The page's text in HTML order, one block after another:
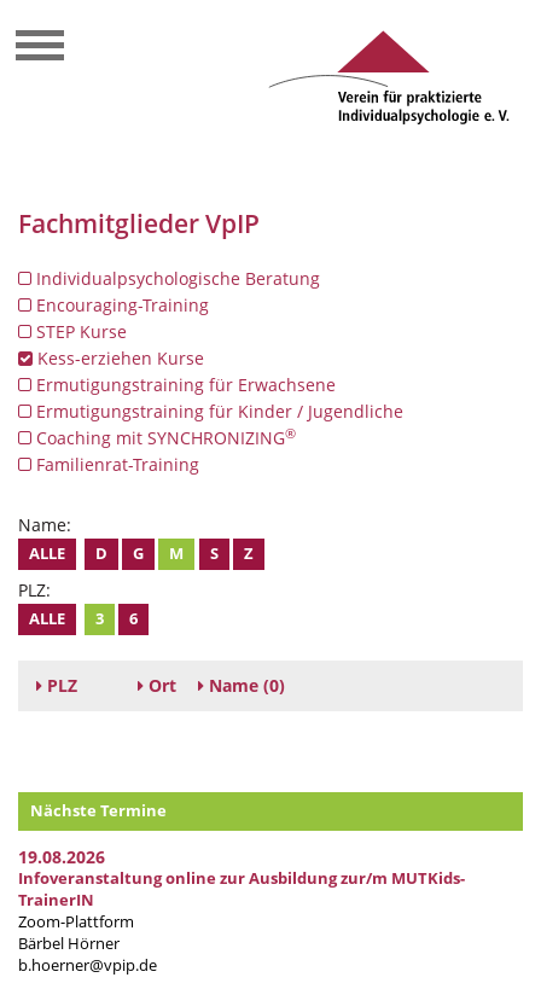
Fachmitglieder VpIP
Individualpsychologische Beratung
Encouraging-Training
STEP Kurse
Kess-erziehen Kurse
Ermutigungstraining für Erwachsene
Ermutigungstraining für Kinder / Jugendliche
Coaching mit SYNCHRONIZING®
Familienrat-Training
Name:
ALLE D G M S Z
PLZ:
ALLE 3 6
PLZ Ort Name (0)
Nächste Termine
19.08.2026
Infoveranstaltung online zur Ausbildung zur/m MUTKids-
TrainerIN
Zoom-Plattform
Bärbel Hörner
b.hoerner@vpip.de